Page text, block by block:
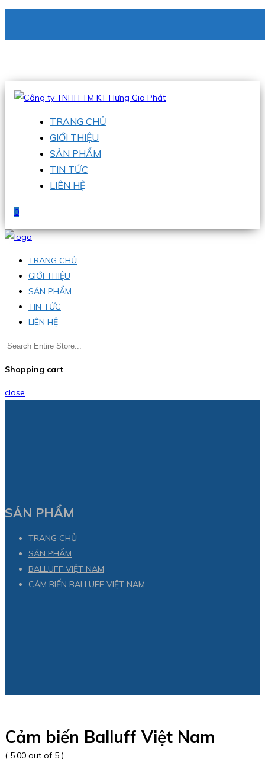
Hotline:0938 336 079
TRANG CHỦ
GIỚI THIỆU
SẢN PHẨM
TIN TỨC
LIÊN HỆ
0
TRANG CHỦ
GIỚI THIỆU
SẢN PHẨM
TIN TỨC
LIÊN HỆ
Shopping cart
close
SẢN PHẨM
TRANG CHỦ
SẢN PHẨM
BALLUFF VIỆT NAM
CẢM BIẾN BALLUFF VIỆT NAM
Cảm biến Balluff Việt Nam
( 5.00 out of 5 )